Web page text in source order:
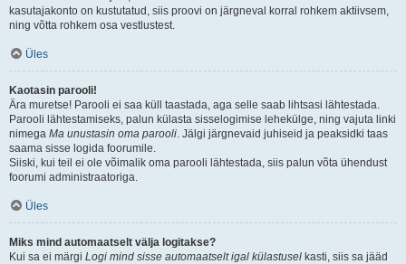
kasutajakonto on kustutatud, siis proovi on järgneval korral rohkem aktiivsem,
ning võtta rohkem osa vestlustest.
Üles
Kaotasin parooli!
Ära muretse! Parooli ei saa küll taastada, aga selle saab lihtsasi lähtestada.
Parooli lähtestamiseks, palun külasta sisselogimise lehekülge, ning vajuta linki
nimega Ma unustasin oma parooli. Jälgi järgnevaid juhiseid ja peaksidki taas
saama sisse logida foorumile.
Siiski, kui teil ei ole võimalik oma parooli lähtestada, siis palun võta ühendust
foorumi administraatoriga.
Üles
Miks mind automaatselt välja logitakse?
Kui sa ei märgi Logi mind sisse automaatselt igal külastusel kasti, siis sa jääd